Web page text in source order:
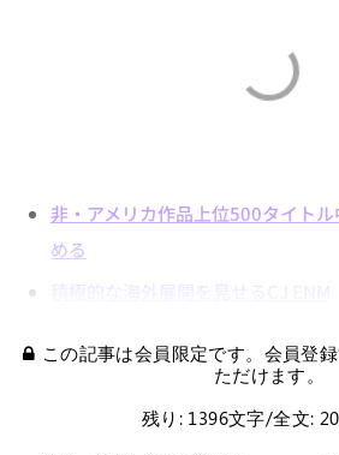
非・アメリカ作品上位500タイト
める
積極的な海外展開を見せるCJ ENM
この記事は会員限定です。会員登
ただけます。
残り: 1396文字/全文: